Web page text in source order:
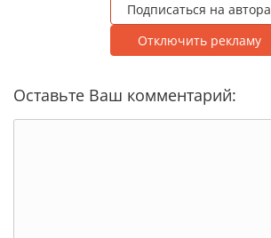
Подписаться на автора
Отключить рекламу
Оставьте Ваш комментарий: